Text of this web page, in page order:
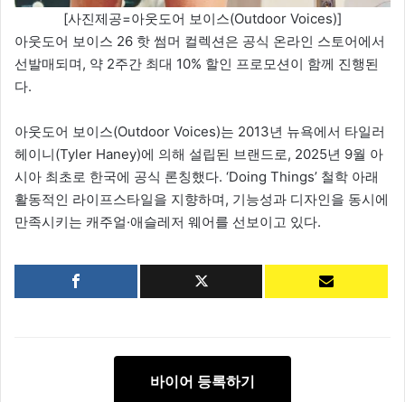
[사진제공=아웃도어 보이스(Outdoor Voices)]
아웃도어 보이스 26 핫 썸머 컬렉션은 공식 온라인 스토어에서
선발매되며, 약 2주간 최대 10% 할인 프로모션이 함께 진행된
다.
아웃도어 보이스(Outdoor Voices)는 2013년 뉴욕에서 타일러
헤이니(Tyler Haney)에 의해 설립된 브랜드로, 2025년 9월 아
시아 최초로 한국에 공식 론칭했다. ‘Doing Things’ 철학 아래
활동적인 라이프스타일을 지향하며, 기능성과 디자인을 동시에
만족시키는 캐주얼·애슬레저 웨어를 선보이고 있다.
바이어 등록하기